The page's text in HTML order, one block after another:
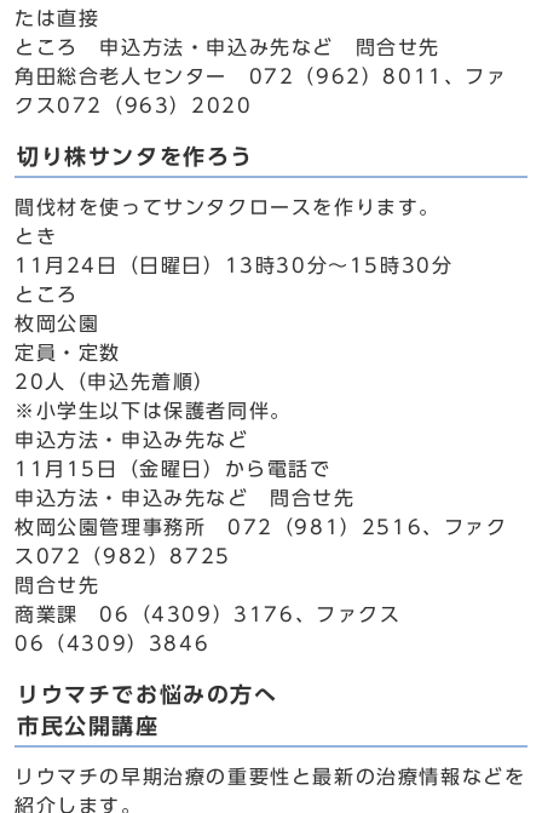
たは直接
ところ 申込方法・申込み先など 問合せ先
角田総合老人センター 072（962）8011、ファ
クス072（963）2020
切り株サンタを作ろう
間伐材を使ってサンタクロースを作ります。
とき
11月24日（日曜日）13時30分～15時30分
ところ
枚岡公園
定員・定数
20人（申込先着順）
※小学生以下は保護者同伴。
申込方法・申込み先など
11月15日（金曜日）から電話で
申込方法・申込み先など 問合せ先
枚岡公園管理事務所 072（981）2516、ファク
ス072（982）8725
問合せ先
商業課 06（4309）3176、ファクス
06（4309）3846
リウマチでお悩みの方へ
市民公開講座
リウマチの早期治療の重要性と最新の治療情報などを
紹介します。